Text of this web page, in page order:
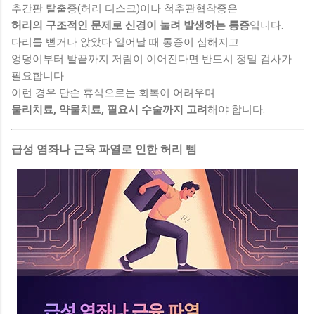
추간판 탈출증(허리 디스크)이나 척추관협착증은
허리의 구조적인 문제로 신경이 눌려 발생하는 통증입니다.
다리를 뻗거나 앉았다 일어날 때 통증이 심해지고
엉덩이부터 발끝까지 저림이 이어진다면 반드시 정밀 검사가
필요합니다.
이런 경우 단순 휴식으로는 회복이 어려우며
물리치료, 약물치료, 필요시 수술까지 고려해야 합니다.
급성 염좌나 근육 파열로 인한 허리 삠